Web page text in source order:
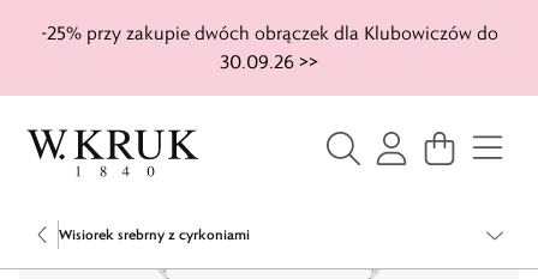
-25% przy zakupie dwóch obrączek dla Klubowiczów do
30.09.26 >>
Wisiorek srebrny z cyrkoniami